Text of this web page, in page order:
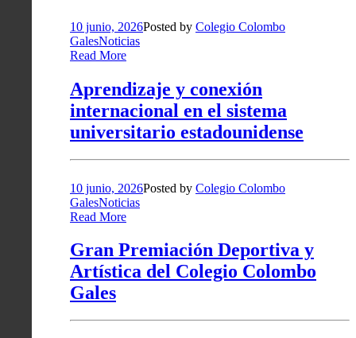
10 junio, 2026Posted by Colegio Colombo
GalesNoticias
Read More
Aprendizaje y conexión
internacional en el sistema
universitario estadounidense
10 junio, 2026Posted by Colegio Colombo
GalesNoticias
Read More
Gran Premiación Deportiva y
Artística del Colegio Colombo
Gales